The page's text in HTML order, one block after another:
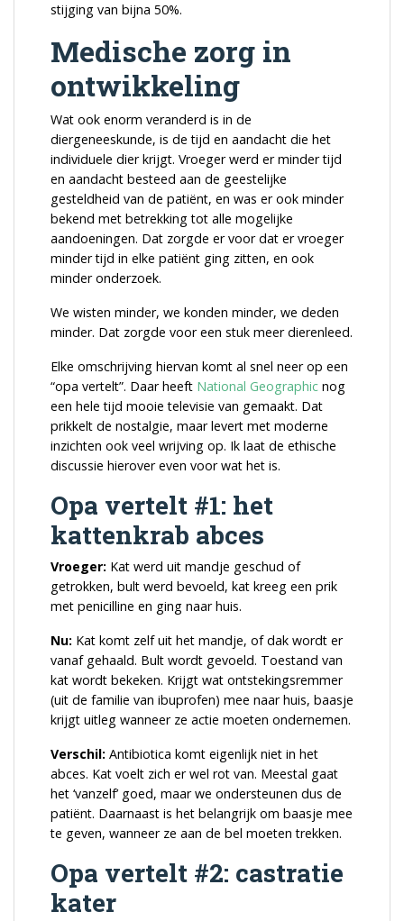
stijging van bijna 50%.
Medische zorg in
ontwikkeling
Wat ook enorm veranderd is in de
diergeneeskunde, is de tijd en aandacht die het
individuele dier krijgt. Vroeger werd er minder tijd
en aandacht besteed aan de geestelijke
gesteldheid van de patiënt, en was er ook minder
bekend met betrekking tot alle mogelijke
aandoeningen. Dat zorgde er voor dat er vroeger
minder tijd in elke patiënt ging zitten, en ook
minder onderzoek.
We wisten minder, we konden minder, we deden
minder. Dat zorgde voor een stuk meer dierenleed.
Elke omschrijving hiervan komt al snel neer op een
“opa vertelt”. Daar heeft National Geographic nog
een hele tijd mooie televisie van gemaakt. Dat
prikkelt de nostalgie, maar levert met moderne
inzichten ook veel wrijving op. Ik laat de ethische
discussie hierover even voor wat het is.
Opa vertelt #1: het
kattenkrab abces
Vroeger: Kat werd uit mandje geschud of
getrokken, bult werd bevoeld, kat kreeg een prik
met penicilline en ging naar huis.
Nu: Kat komt zelf uit het mandje, of dak wordt er
vanaf gehaald. Bult wordt gevoeld. Toestand van
kat wordt bekeken. Krijgt wat ontstekingsremmer
(uit de familie van ibuprofen) mee naar huis, baasje
krijgt uitleg wanneer ze actie moeten ondernemen.
Verschil: Antibiotica komt eigenlijk niet in het
abces. Kat voelt zich er wel rot van. Meestal gaat
het ‘vanzelf’ goed, maar we ondersteunen dus de
patiënt. Daarnaast is het belangrijk om baasje mee
te geven, wanneer ze aan de bel moeten trekken.
Opa vertelt #2: castratie
kater